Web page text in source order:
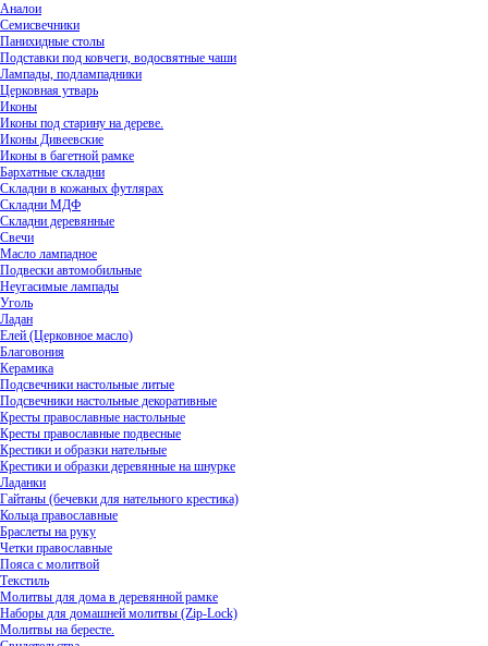
Аналои
Семисвечники
Панихидные столы
Подставки под ковчеги, водосвятные чаши
Лампады, подлампадники
Церковная утварь
Иконы
Иконы под старину на дереве.
Иконы Дивеевские
Иконы в багетной рамке
Бархатные складни
Складни в кожаных футлярах
Складни МДФ
Складни деревянные
Свечи
Масло лампадное
Подвески автомобильные
Неугасимые лампады
Уголь
Ладан
Елей (Церковное масло)
Благовония
Керамика
Подсвечники настольные литые
Подсвечники настольные декоративные
Кресты православные настольные
Кресты православные подвесные
Крестики и образки нательные
Крестики и образки деревянные на шнурке
Ладанки
Гайтаны (бечевки для нательного крестика)
Кольца православные
Браслеты на руку
Четки православные
Пояса с молитвой
Текстиль
Молитвы для дома в деревянной рамке
Наборы для домашней молитвы (Zip-Lock)
Молитвы на бересте.